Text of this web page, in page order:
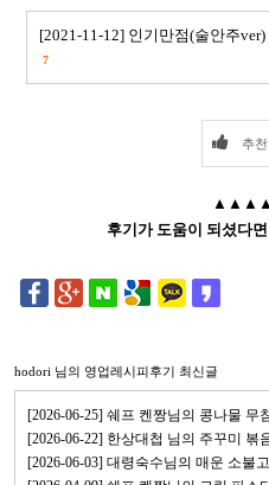
[2021-11-12] 인기만점(술안주
7
추
후기가 도움이 되셨다
hodori 님의 영업레시피후기 최신글
[2026-06-25] 쉐프 켄짱님의 콩나물 무
[2026-06-22] 한상대첩 님의 주꾸미 볶
[2026-06-03] 대령숙수님의 매운 소불